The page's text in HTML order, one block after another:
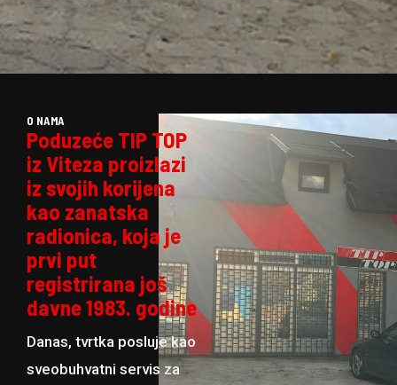
O NAMA
Poduzeće TIP TOP
iz Viteza proizlazi
iz svojih korijena
kao zanatska
radionica, koja je
prvi put
registrirana još
davne 1983. godine
Danas, tvrtka posluje kao
sveobuhvatni servis za